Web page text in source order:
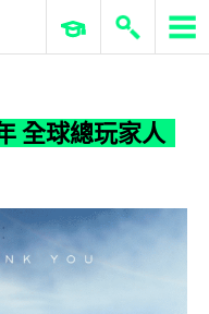
ERP 與商業 AI
全球總玩家人